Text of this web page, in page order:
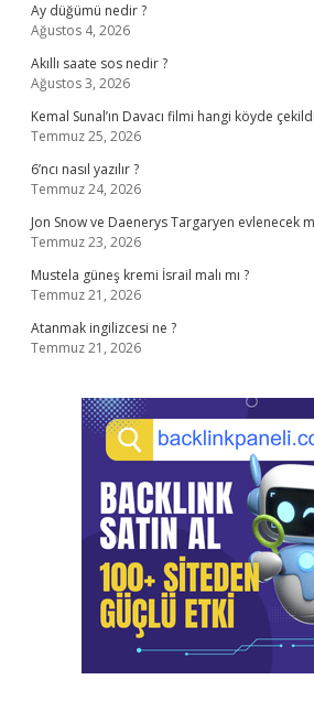
Ay düğümü nedir ?
Ağustos 4, 2026
Akıllı saate sos nedir ?
Ağustos 3, 2026
Kemal Sunal’ın Davacı filmi hangi köyde
Temmuz 25, 2026
6’ncı nasıl yazılır ?
Temmuz 24, 2026
Jon Snow ve Daenerys Targaryen evlenecek
Temmuz 23, 2026
Mustela güneş kremi İsrail malı mı ?
Temmuz 21, 2026
Atanmak ingilizcesi ne ?
Temmuz 21, 2026